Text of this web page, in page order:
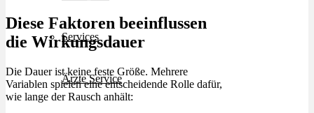
Services
Ärzte Service
Diese Faktoren beeinflussen
die Wirkungsdauer
Die Dauer ist keine feste Größe. Mehrere
Variablen spielen eine entscheidende Rolle dafür,
wie lange der Rausch anhält: